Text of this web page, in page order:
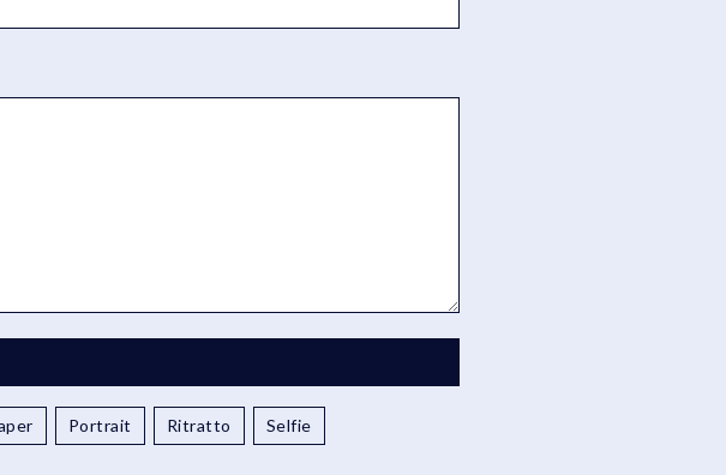
Portrait Ritratto Selfie